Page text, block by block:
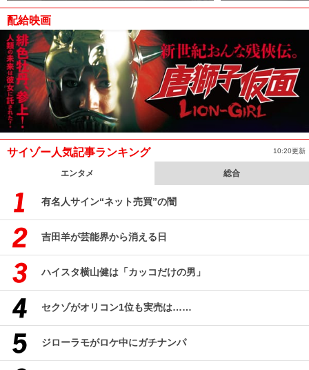
配給映画
サイゾー人気記事ランキング 10:20更新
エンタメ 総合
有名人サイン“ネット売買”の闇
吉田羊が芸能界から消える日
ハイスタ横山健は「カッコだけの男」
セクゾがオリコン1位も実売は……
ジローラモがロケ中にガチナンパ